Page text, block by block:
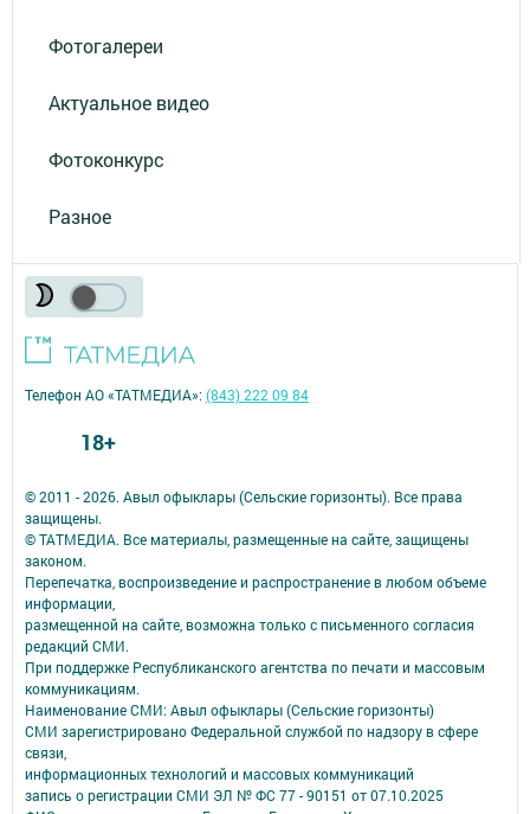
Фотогалереи
Актуальное видео
Фотоконкурс
Разное
© 2011 - 2026. Авыл офыклары (Сельские горизонты). Все права
защищены.
© ТАТМЕДИА. Все материалы, размещенные на сайте, защищены
законом.
Перепечатка, воспроизведение и распространение в любом объеме
информации,
размещенной на сайте, возможна только с письменного согласия
редакций СМИ.
При поддержке Республиканского агентства по печати и массовым
коммуникациям.
Наименование СМИ: Авыл офыклары (Сельские горизонты)
СМИ зарегистрировано Федеральной службой по надзору в сфере
связи,
информационных технологий и массовых коммуникаций
запись о регистрации СМИ ЭЛ № ФС 77 - 90151 от 07.10.2025
Телефон АО «ТАТМЕДИА»:(843) 222 09 84
18+